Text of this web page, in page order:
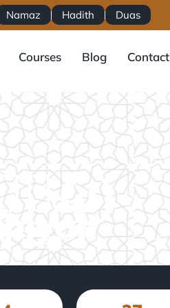
Namaz Hadith Duas
Courses Blog Contact
(سُوۡرَةُ الجاثية)